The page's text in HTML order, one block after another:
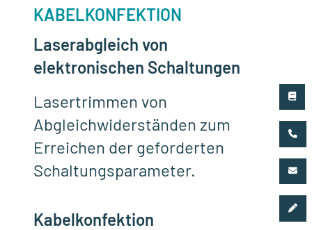
KABELKONFEKTION
Laserabgleich von
elektronischen Schaltungen
Lasertrimmen von
Abgleichwiderständen zum
Erreichen der geforderten
Schaltungsparameter.
Kabelkonfektion